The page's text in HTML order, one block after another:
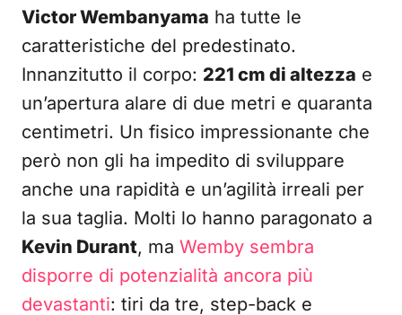
Victor Wembanyama ha tutte le
caratteristiche del predestinato.
Innanzitutto il corpo: 221 cm di altezza e
un’apertura alare di due metri e quaranta
centimetri. Un fisico impressionante che
però non gli ha impedito di sviluppare
anche una rapidità e un’agilità irreali per
la sua taglia. Molti lo hanno paragonato a
Kevin Durant, ma Wemby sembra
disporre di potenzialità ancora più
devastanti: tiri da tre, step-back e